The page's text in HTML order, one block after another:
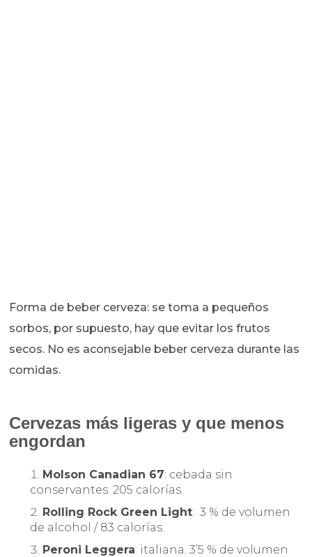
Forma de beber cerveza: se toma a pequeños
sorbos, por supuesto, hay que evitar los frutos
secos. No es aconsejable beber cerveza durante las
comidas.
Cervezas más ligeras y que menos
engordan
Molson Canadian 67: cebada sin
conservantes. 205 calorías.
Rolling Rock Green Light: 3 % de volumen
de alcohol / 83 calorías.
Peroni Leggera: italiana. 3’5 % de volumen